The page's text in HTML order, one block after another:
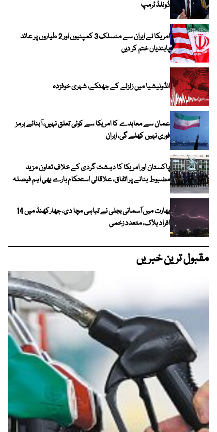
ڈونلڈ ٹرمپ
امریکا نے ایران سے منسلک 3 کمپنیوں اور 2 طیاروں پر عائد
پابندیاں ختم کر دیں
انڈونیشیا میں زلزلے کے جھٹکے، شہری خوفزدہ
عمان سے معاہدے کا امریکا سے کوئی تعلق نہیں، آبنائے ہرمز
فوری نہیں کھلے گی، ایران
پاکستان اور امریکا کا دہشت گردی کے خلاف تعاون مزید
مضبوط بنانے پر اتفاق، علاقائی استحکام بارے بھی اہم فیصلہ
بھارت میں آسمانی بجلی نے تباہی مچا دی، جھارکھنڈ میں 14
افراد ہلاک، متعدد زخمی
مقبول ترین خبریں